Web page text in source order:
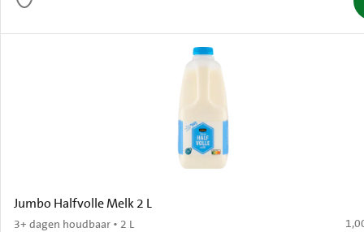
Jumbo Halfvolle Melk 2 L
3+ dagen houdbaar • 2 L €